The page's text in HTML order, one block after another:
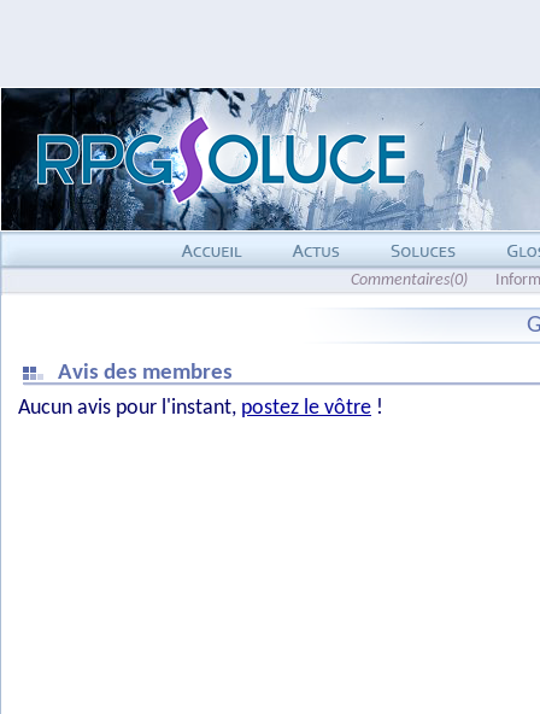
Commentaires(0)
Avis des membres
Aucun avis pour l'instant, postez le vôtre !